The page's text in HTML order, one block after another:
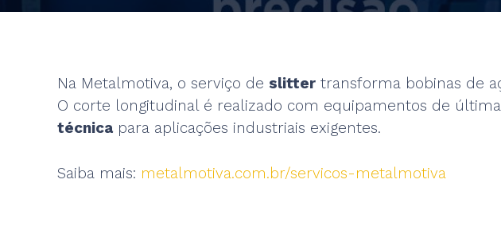
Na Metalmotiva, o serviço de slitter transforma bobinas de
O corte longitudinal é realizado com equipamentos de
técnicapara aplicações industriais exigentes.
Saiba mais: metalmotiva.com.br/servicos-metalmotiva